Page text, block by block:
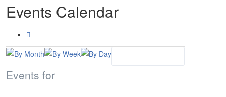
Events Calendar
Events for